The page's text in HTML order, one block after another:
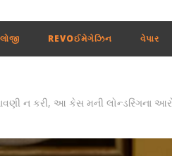
REVOઈમેગેઝિન વેપાર
ન કરી, આ કેસ મની લોન્ડરિંગના